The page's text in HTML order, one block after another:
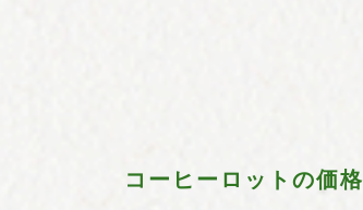
コーヒーロットの価格